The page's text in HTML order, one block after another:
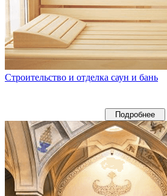
Строительство и отделка саун и бань
Подробнее